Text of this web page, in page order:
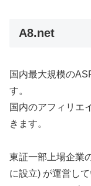
A8.net
国内最大規模の
す。
国内のアフィリエ
きます。
東証一部上場企業
に設立) が運営して